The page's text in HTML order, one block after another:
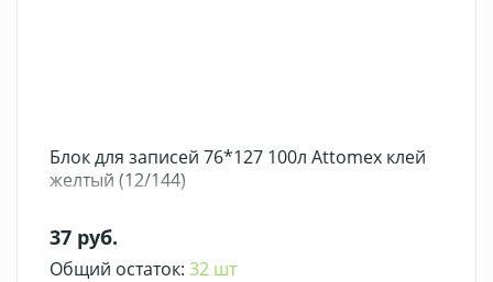
Блок для записей 76*127 100л Attomex клей
желтый (12/144)
37 руб.
Общий остаток: 32 шт